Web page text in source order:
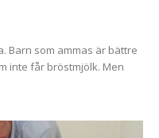
Barn som ammas är bättre
inte får bröstmjölk. Men